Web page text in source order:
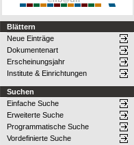
Blättern
Neue Einträge
Dokumentenart
Erscheinungsjahr
Institute & Einrichtungen
Suchen
Einfache Suche
Erweiterte Suche
Programmatische Suche
Vordefinierte Suche